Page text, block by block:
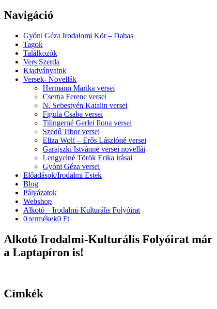
Navigáció
Gyóni Géza Irodalomi Kör – Dabas
Tagok
Találkozók
Vers Szerda
Kiadványaink
Versek- Novellák
Hermann Marika versei
Cserna Ferenc versei
N. Sebestyén Katalin versei
Figula Csaba versei
Tilingerné Gerlei Ilona versei
Szedő Tibor versei
Eliza Wolf – Erős Lászlóné versei
Garajszki Istvánné versei novellái
Lengyelné Török Erika írásai
Gyóni Géza versei
Előadások/Irodalmi Estek
Blog
Pályázatok
Webshop
Alkotó – Irodalmi-Kulturális Folyóirat
0 termékek0 Ft
Alkotó Irodalmi-Kulturális Folyóirat már
a Laptapíron is!
Címkék